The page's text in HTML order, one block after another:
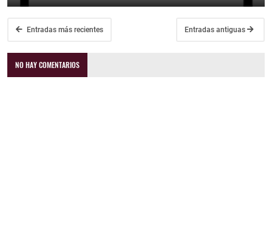
Entradas más recientes Entradas antiguas
NO HAY COMENTARIOS